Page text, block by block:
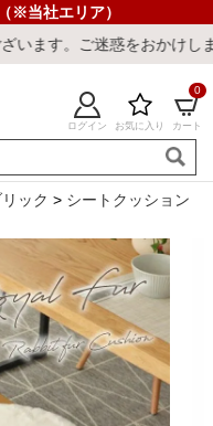
※当社エリア）
おかけしまして誠に申し訳
ログイン お気に入り カート
0
員登録
歴
ック シートクッション